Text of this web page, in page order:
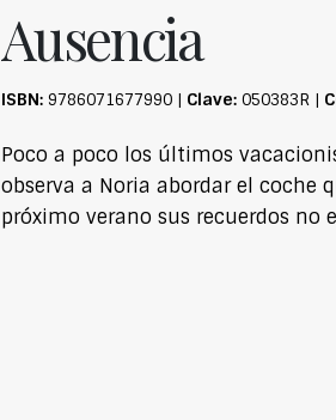
Ausencia
ISBN: 9786071677990 | Clave: 050383R |
Poco a poco los últimos
observa a Noria abordar el coche
próximo verano sus recuerdos no